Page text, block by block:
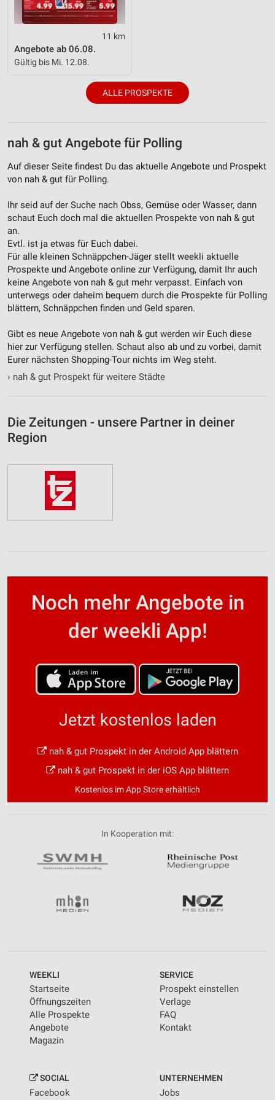
11 km
Angebote ab 06.08.
Gültig bis Mi. 12.08.
ALLE PROSPEKTE
nah & gut Angebote für Polling
Auf dieser Seite findest Du das aktuelle Angebote und Prospekt
von nah & gut für Polling.
Ihr seid auf der Suche nach Obss, Gemüse oder Wasser, dann
schaut Euch doch mal die aktuellen Prospekte von nah & gut
an.
Evtl. ist ja etwas für Euch dabei.
Für alle kleinen Schnäppchen-Jäger stellt weekli aktuelle
Prospekte und Angebote online zur Verfügung, damit Ihr auch
keine Angebote von nah & gut mehr verpasst. Einfach von
unterwegs oder daheim bequem durch die Prospekte für Polling
blättern, Schnäppchen finden und Geld sparen.
Gibt es neue Angebote von nah & gut werden wir Euch diese
hier zur Verfügung stellen. Schaut also ab und zu vorbei, damit
Eurer nächsten Shopping-Tour nichts im Weg steht.
› nah & gut Prospekt für weitere Städte
Die Zeitungen - unsere Partner in deiner
Region
Noch mehr Angebote in
der weekli App!
Jetzt kostenlos laden
nah & gut Prospekt in der Android App blättern
nah & gut Prospekt in der iOS App blättern
Kostenlos im App Store erhältlich
In Kooperation mit:
WEEKLI
Startseite
Öffnungszeiten
Alle Prospekte
Angebote
Magazin
SERVICE
Prospekt einstellen
Verlage
FAQ
Kontakt
SOCIAL
Facebook
UNTERNEHMEN
Jobs
IAB-Besonderheiten:
Verwendung genauer Standortdaten
Geräte anhand von aktiv angeforderten
Informationen identifizieren
Nicht-IAB-Verarbeitungszwecke:
Funktional
Werbung